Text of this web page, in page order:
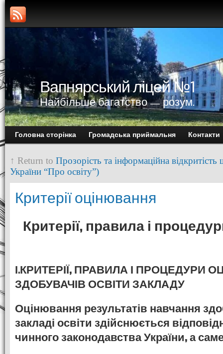
Вапнярський ліцей №1
Найбільше багатство — розум.
Головна сторінка Громадська приймальня Контакти
↑ Return to Прозорість та інформаційна
України “Про освіту”)
Критерії оцінювання
Критерії, правила і
І.КРИТЕРІЇ, ПРАВИЛА І ПРОЦЕДУРИ
ЗДОБУВАЧІВ ОСВІТИ ЗАКЛАДУ
Оцінювання результатів навчання
закладі освіти здійснюється
чинного законодавства України, а